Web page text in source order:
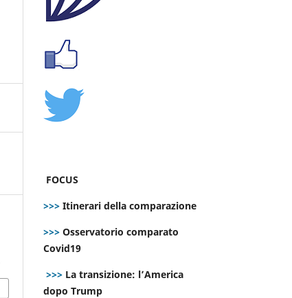
FOCUS
>>> Itinerari della comparazione
>>> Osservatorio comparato
Covid19
>>> La transizione: l’America
dopo Trump